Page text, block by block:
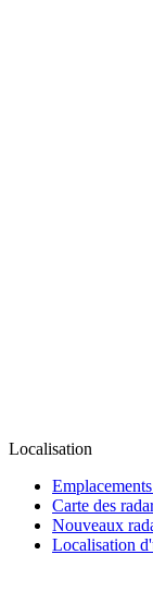
Localisation
Carte des
Nouveaux
Localisation